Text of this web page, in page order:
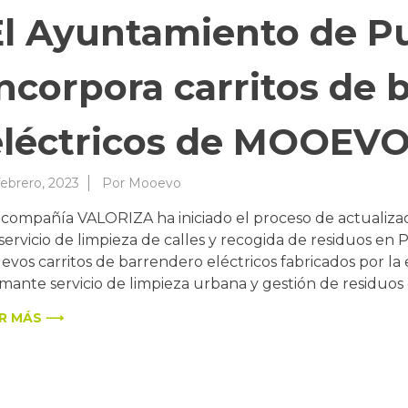
Ayuntamiento de
carritos de
de
2023 Por Mooevo
compañía VALORIZA ha iniciado el proceso de
de limpieza de calles y recogida de residuos
carritos de barrendero eléctricos fabricados por la
servicio de limpieza urbana y gestión de
MÁS ⟶